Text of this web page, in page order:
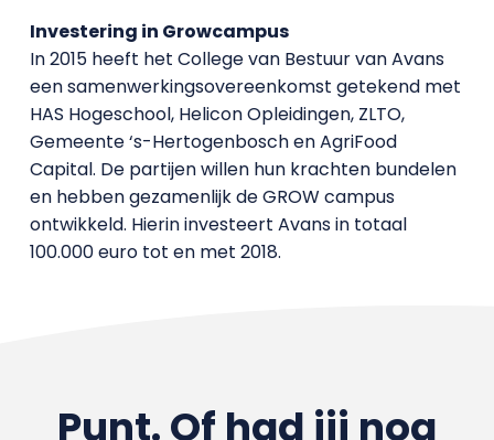
Investering in Growcampus
In 2015 heeft het College van Bestuur van Avans
een samenwerkingsovereenkomst getekend met
HAS Hogeschool, Helicon Opleidingen, ZLTO,
Gemeente ‘s-Hertogenbosch en AgriFood
Capital. De partijen willen hun krachten bundelen
en hebben gezamenlijk de GROW campus
ontwikkeld. Hierin investeert Avans in totaal
100.000 euro tot en met 2018.
Punt. Of had jij nog